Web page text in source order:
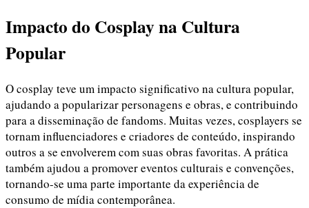
Impacto do Cosplay na Cultura
Popular
O cosplay teve um impacto significativo na cultura popular,
ajudando a popularizar personagens e obras, e contribuindo
para a disseminação de fandoms. Muitas vezes, cosplayers se
tornam influenciadores e criadores de conteúdo, inspirando
outros a se envolverem com suas obras favoritas. A prática
também ajudou a promover eventos culturais e convenções,
tornando-se uma parte importante da experiência de
consumo de mídia contemporânea.